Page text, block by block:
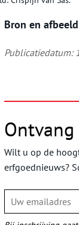
Bron en
Publicatiedatum:
Wilt u op de
erfgoednieuws?